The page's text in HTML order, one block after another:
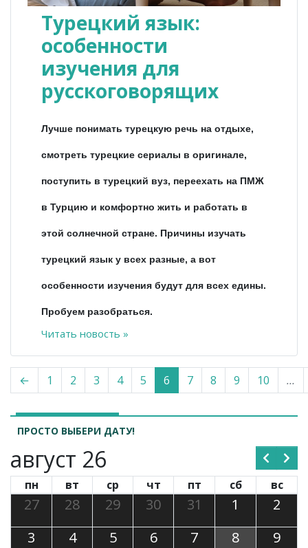
Турецкий язык:
особенности
изучения для
русскоговорящих
Лучше понимать турецкую речь на отдыхе,
смотреть турецкие сериалы в оригинале,
поступить в турецкий вуз, переехать на ПМЖ
в Турцию и комфортно жить и работать в
этой солнечной стране. Причины изучать
турецкий язык у всех разные, а вот
особенности изучения будут для всех едины.
Пробуем разобраться.
Читать новость »
← 1 2 3 4 5 6 7 8 9 10 …
ПРОСТО ВЫБЕРИ ДАТУ!
август 26
пн вт ср чт пт сб вс
27 28 29 30 31 1
2
3
4 5 6 7 8
9